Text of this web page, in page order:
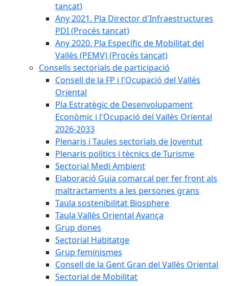
tancat)
Any 2021. Pla Director d'Infraestructures
PDI (Procés tancat)
Any 2020. Pla Específic de Mobilitat del
Vallès (PEMV) (Procés tancat)
Consells sectorials de participació
Consell de la FP i l'Ocupació del Vallès
Oriental
Pla Estratègic de Desenvolupament
Econòmic i l'Ocupació del Vallès Oriental
2026-2033
Plenaris i Taules sectorials de Joventut
Plenaris polítics i tècnics de Turisme
Sectorial Medi Ambient
Elaboració Guia comarcal per fer front als
maltractaments a les persones grans
Taula sostenibilitat Biosphere
Taula Vallès Oriental Avança
Grup dones
Sectorial Habitatge
Grup feminismes
Consell de la Gent Gran del Vallès Oriental
Sectorial de Mobilitat